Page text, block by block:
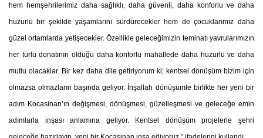
hem hemşehrilerimiz daha sağlıklı, daha güvenli, daha konforlu ve daha
huzurlu bir şekilde yaşamlarını sürdürecekler hem de çocuklarımız daha
güzel ortamlarda yetişecekler. Özellikle geleceğimizin teminatı yavrularımızın
her türlü donatının olduğu daha konforlu mahallede daha huzurlu ve daha
mutlu olacaklar. Bir kez daha dile getiriyorum ki; kentsel dönüşüm bizim için
olmazsa olmazların başında geliyor. İnşallah dönüşümle birlikte her yeni bir
adım Kocasinan’ın değişmesi, dönüşmesi, güzelleşmesi ve geleceğe emin
adımlarla inşası anlamına geliyor. Kentsel dönüşüm projelerle şehri